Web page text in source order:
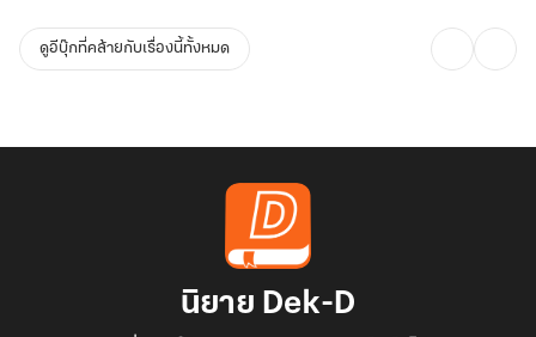
ดูอีบุ๊กที่คล้ายกับเรื่องนี้ทั้งหมด
นิยาย Dek-D